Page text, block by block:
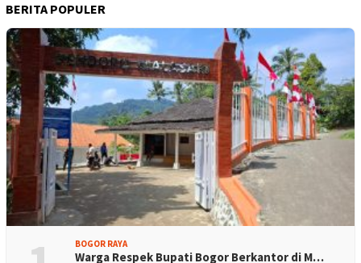
BERITA POPULER
BOGOR RAYA
Warga Respek Bupati Bogor Berkantor di M…